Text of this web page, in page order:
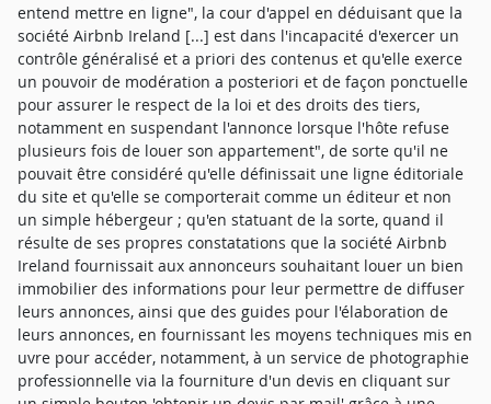
entend mettre en ligne", la cour d'appel en déduisant que la
société Airbnb Ireland [...] est dans l'incapacité d'exercer un
contrôle généralisé et a priori des contenus et qu'elle exerce
un pouvoir de modération a posteriori et de façon ponctuelle
pour assurer le respect de la loi et des droits des tiers,
notamment en suspendant l'annonce lorsque l'hôte refuse
plusieurs fois de louer son appartement", de sorte qu'il ne
pouvait être considéré qu'elle définissait une ligne éditoriale
du site et qu'elle se comporterait comme un éditeur et non
un simple hébergeur ; qu'en statuant de la sorte, quand il
résulte de ses propres constatations que la société Airbnb
Ireland fournissait aux annonceurs souhaitant louer un bien
immobilier des informations pour leur permettre de diffuser
leurs annonces, ainsi que des guides pour l'élaboration de
leurs annonces, en fournissant les moyens techniques mis en
uvre pour accéder, notamment, à un service de photographie
professionnelle via la fourniture d'un devis en cliquant sur